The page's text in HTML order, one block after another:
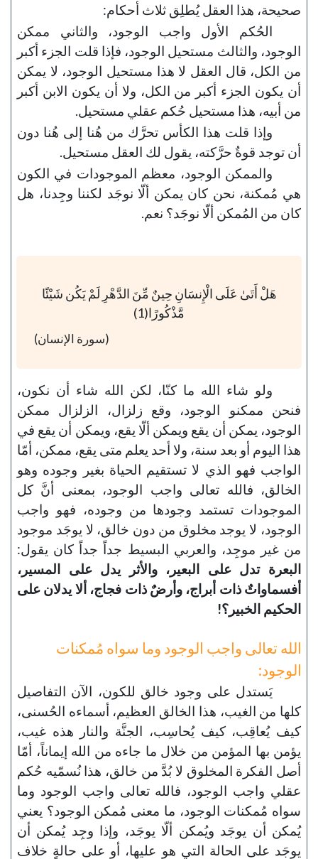
صحيحة، هذا العقل يُطلِق ثلاث أحكام:
الحُكم الأول واجب الوجود، والثاني ممكن
الوجود، والثالث مستحيل الوجود، فإذا قلت الجزء أكبر
من الكل، قال العقل لا هذا مستحيل الوجود، لا يمكن
أن يكون الجزء أكبر من الكل، ولا أن يكون الابن أكبر
من أبيه، هذا مستحيل حُكم عقلي مستحيل.
وإذا قلت هذا الكأس تحرَّك من هُنا إلى هُنا دون
أن توجد قوةٌ حرَّكته، يقول لك العقل مستحيل.
والممكن الوجود، معظم الموجودات في الكون
هي مُمكنة، نحن كان يمكن ألّا نوجَد لكننا وجِدنا، هل
كان من المُمكن ألّا نوجَد؟ نعم.
هَلْ أَتَىٰ عَلَى الْإِنسَانِ حِينٌ مِّنَ الدَّهْرِ لَمْ يَكُن شَيْئًا
مَّذْكُورًا(1)
(سورة الإنسان)
ولو شاء الله ما كنّا، لكن الله شاء أن نكون،
فنحن ممكنو الوجود، وقع زلزال، الزلزال ممكن
الوجود، يمكن أن يقع ويمكن ألّا يقع، ويمكن أن يقع في
هذا اليوم أو بعد سنة، ولا أحد يعلم متى يقع، ممكن، أمّا
الواجب فهو الذي لا تستقيم الحياة بغير وجوده وهو
الخالق، فالله تعالى واجب الوجود، بمعنى أنَّ كل
الموجودات تستمد وجودها من وجوده، فهو واجب
الوجود، لا يوجد مخلوق من دون خالق، لا يوجَد موجود
من غير موجِد، والعربي البسيط جداً جداً كان يقول:
البعرة تدل على البعير، والأثر يدل على المسير،
أفسماواتٌ ذات أبراج، وأرضٌ ذات فجاج، ألا يدلان على
الحكيم الخبير؟!
الله تعالى واجب الوجود وما سواه مُمكنات
الوجود:
يَستدل على وجود خالق للكون، الآن التفاصيل
كلها من الغيب، هذا الخالق العظيم، أسماءه الحُسنى،
كيف يُعاقِب، كيف يُحاسِب، الجنَّة والنار هذه غيب،
يؤمن بها المؤمن من خلال ما جاءه من الله إيماناً، أمّا
أصل الفكرة المخلوق لا بُدَّ من خالق، هذا نُسمّيه حُكم
عقلي واجب الوجود، فالله تعالى واجب الوجود وما
سواه مُمكنات الوجود، ما معنى مُمكن الوجود؟ يعني
يُمكن أن يوجَد ويُمكن ألّا يوجَد، وإذا وجِد يُمكن أن
يوجَد على الحالة التي هو عليها، أو على حالةٍ خلاف